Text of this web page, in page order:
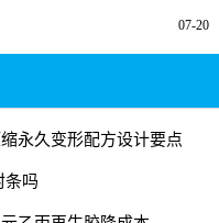
07-20
永久变形配方设计要点
条吗